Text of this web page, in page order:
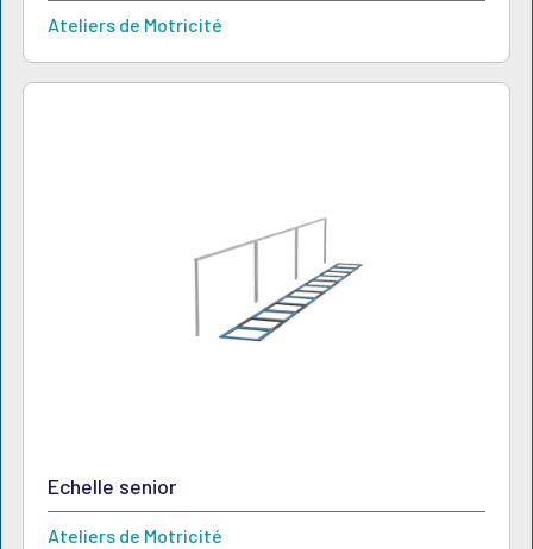
Ateliers de Motricité
Echelle senior
Ateliers de Motricité